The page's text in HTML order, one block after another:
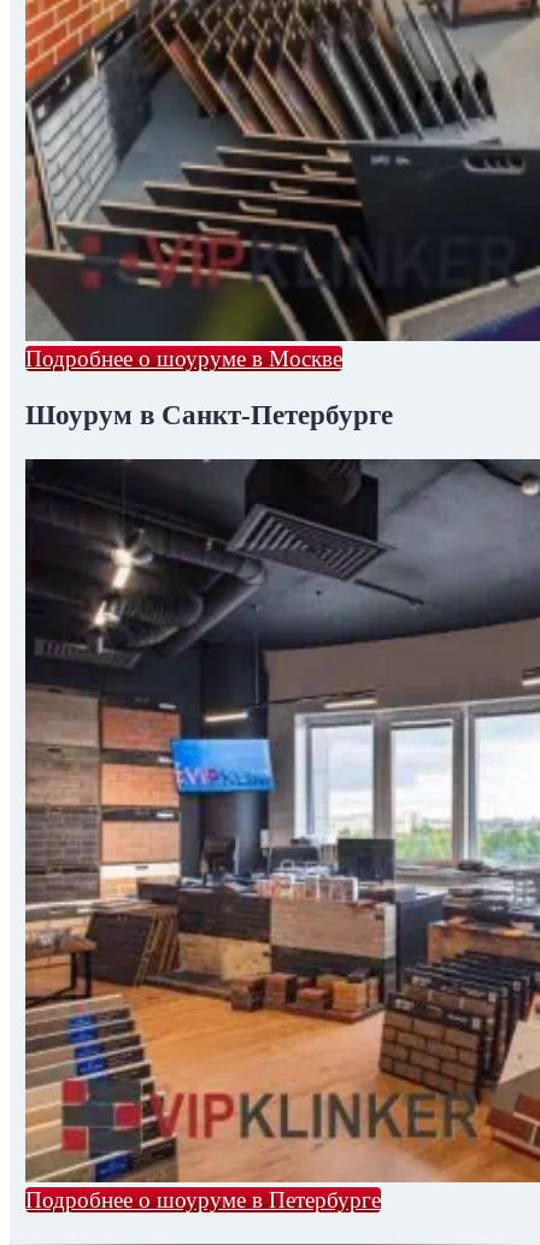
Подробнее о шоуруме в Москве
Шоурум в Санкт-Петербурге
Подробнее о шоуруме в Петербурге